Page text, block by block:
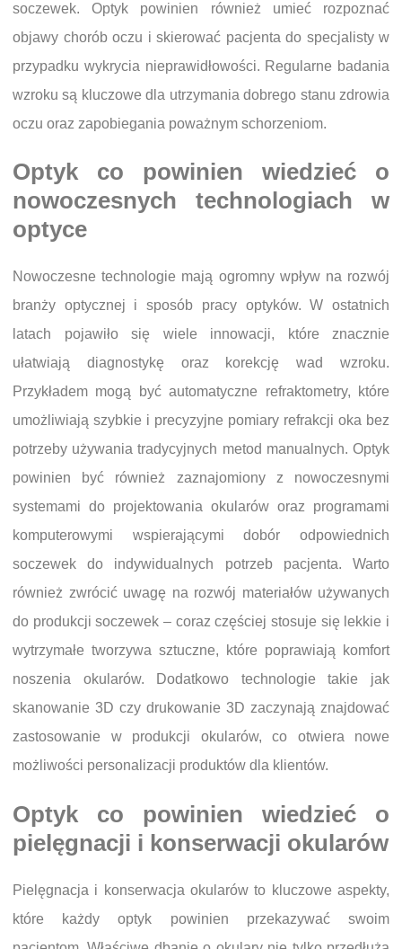
soczewek. Optyk powinien również umieć rozpoznać
objawy chorób oczu i skierować pacjenta do specjalisty w
przypadku wykrycia nieprawidłowości. Regularne badania
wzroku są kluczowe dla utrzymania dobrego stanu zdrowia
oczu oraz zapobiegania poważnym schorzeniom.
Optyk co powinien wiedzieć o
nowoczesnych technologiach w
optyce
Nowoczesne technologie mają ogromny wpływ na rozwój
branży optycznej i sposób pracy optyków. W ostatnich
latach pojawiło się wiele innowacji, które znacznie
ułatwiają diagnostykę oraz korekcję wad wzroku.
Przykładem mogą być automatyczne refraktometry, które
umożliwiają szybkie i precyzyjne pomiary refrakcji oka bez
potrzeby używania tradycyjnych metod manualnych. Optyk
powinien być również zaznajomiony z nowoczesnymi
systemami do projektowania okularów oraz programami
komputerowymi wspierającymi dobór odpowiednich
soczewek do indywidualnych potrzeb pacjenta. Warto
również zwrócić uwagę na rozwój materiałów używanych
do produkcji soczewek – coraz częściej stosuje się lekkie i
wytrzymałe tworzywa sztuczne, które poprawiają komfort
noszenia okularów. Dodatkowo technologie takie jak
skanowanie 3D czy drukowanie 3D zaczynają znajdować
zastosowanie w produkcji okularów, co otwiera nowe
możliwości personalizacji produktów dla klientów.
Optyk co powinien wiedzieć o
pielęgnacji i konserwacji okularów
Pielęgnacja i konserwacja okularów to kluczowe aspekty,
które każdy optyk powinien przekazywać swoim